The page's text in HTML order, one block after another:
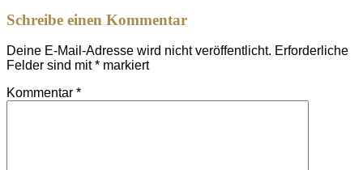
Schreibe einen Kommentar
Deine E-Mail-Adresse wird nicht veröffentlicht. Erforderliche
Felder sind mit* markiert
Kommentar *